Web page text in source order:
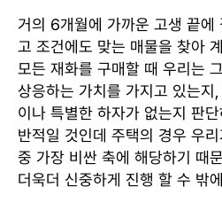
거의 6개월에 가까운 고생 끝에
고 조건에도 맞는 매물을 찾아
모든 재화를 구매할 때 우리는
상응하는 가치를 가지고 있는
이나 특별한 하자가 없는지 판
반적일 것인데 주택의 경우 우
중 가장 비싼 축에 해당하기 때
더욱더 신중하게 진행 할 수 밖